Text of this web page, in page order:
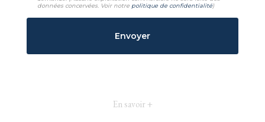
données concervées. Voir notre politique de confidentialité)
En savoir +